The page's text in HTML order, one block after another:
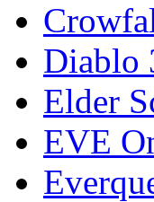
Diablo
Elder
EVE